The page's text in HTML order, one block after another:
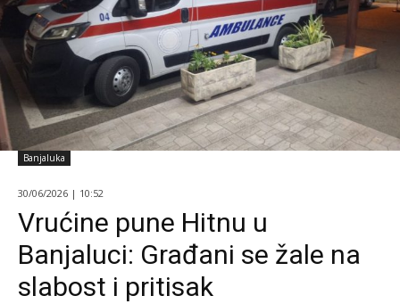
Banjaluka
30/06/2026 | 10:52
Vrućine pune Hitnu u
Banjaluci: Građani se žale na
slabost i pritisak